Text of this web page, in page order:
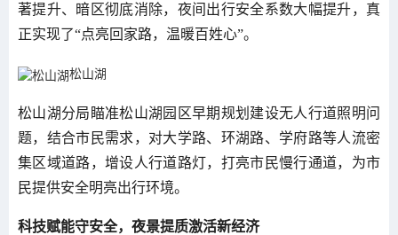
著提升、暗区彻底消除，夜间出行安全系数大幅提升，真
正实现了“点亮回家路，温暖百姓心”。
松山湖
松山湖分局瞄准松山湖园区早期规划建设无人行道照明问
题，结合市民需求，对大学路、环湖路、学府路等人流密
集区域道路，增设人行道路灯，打亮市民慢行通道，为市
民提供安全明亮出行环境。
科技赋能守安全，夜景提质激活新经济